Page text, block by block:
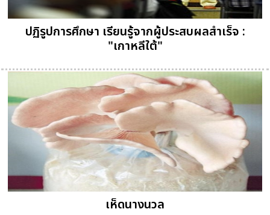
ปฏิรูปการศึกษา เรียนรู้จากผู้ประสบผลสำเร็จ :
"เกาหลีใต้"
เห็ดนางนวล